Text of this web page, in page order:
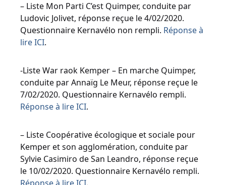
– Liste Mon Parti C’est Quimper, conduite par
Ludovic Jolivet, réponse reçue le 4/02/2020.
Questionnaire Kernavélo non rempli. Réponse à
lire ICI.
-Liste War raok Kemper – En marche Quimper,
conduite par Annaïg Le Meur, réponse reçue le
7/02/2020. Questionnaire Kernavélo rempli.
Réponse à lire ICI.
– Liste Coopérative écologique et sociale pour
Kemper et son agglomération, conduite par
Sylvie Casimiro de San Leandro, réponse reçue
le 10/02/2020. Questionnaire Kernavélo rempli.